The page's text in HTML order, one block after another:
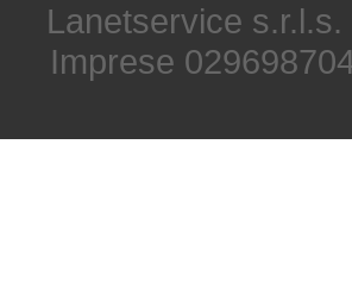
Lanetservice
Imprese